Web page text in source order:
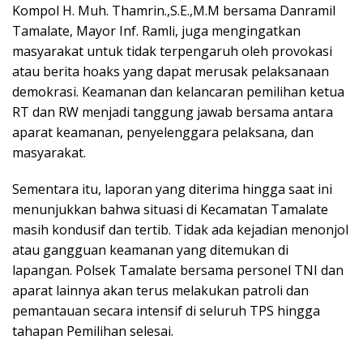
Kompol H. Muh. Thamrin.,S.E.,M.M bersama Danramil
Tamalate, Mayor Inf. Ramli, juga mengingatkan
masyarakat untuk tidak terpengaruh oleh provokasi
atau berita hoaks yang dapat merusak pelaksanaan
demokrasi. Keamanan dan kelancaran pemilihan ketua
RT dan RW menjadi tanggung jawab bersama antara
aparat keamanan, penyelenggara pelaksana, dan
masyarakat.
Sementara itu, laporan yang diterima hingga saat ini
menunjukkan bahwa situasi di Kecamatan Tamalate
masih kondusif dan tertib. Tidak ada kejadian menonjol
atau gangguan keamanan yang ditemukan di
lapangan. Polsek Tamalate bersama personel TNI dan
aparat lainnya akan terus melakukan patroli dan
pemantauan secara intensif di seluruh TPS hingga
tahapan Pemilihan selesai.